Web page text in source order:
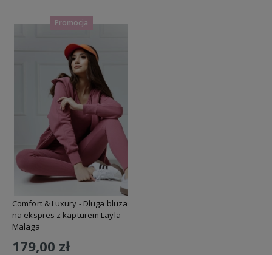
Comfort & Luxury - Długa bluza
na ekspres z kapturem Layla
Malaga
179,00 zł
Promocja